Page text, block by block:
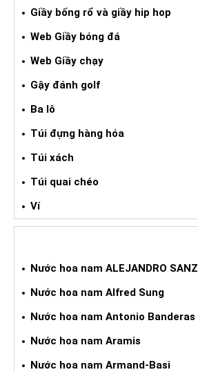
Giầy bống rổ và giầy hip hop
Web Giầy bóng đá
Web Giầy chạy
Gậy đánh golf
Ba lô
Túi đựng hàng hóa
Túi xách
Túi quai chéo
Ví
Nước hoa nam ALEJANDRO SANZ
Nước hoa nam Alfred Sung
Nước hoa nam Antonio Banderas
Nước hoa nam Aramis
Nước hoa nam Armand-Basi